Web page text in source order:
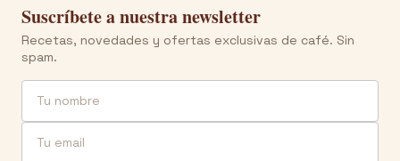
Suscríbete a nuestra newsletter
Recetas, novedades y ofertas exclusivas de café. Sin
spam.